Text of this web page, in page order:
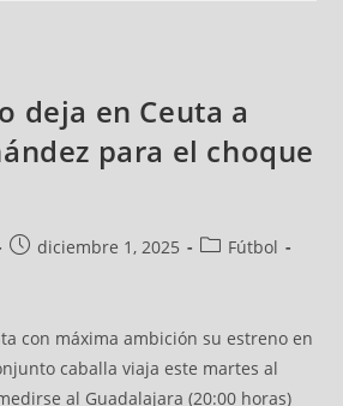
deja en Ceuta a
para el choque
diciembre 1, 2025
Fútbol
con máxima ambición su estreno en
caballa viaja este martes al
al Guadalajara (20:00 horas)